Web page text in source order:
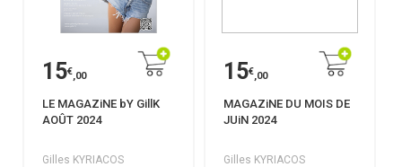
15€,00
LE MAGAZiNE bY GillK
AOÛT 2024
Gilles KYRIACOS
15€,00
MAGAZiNE DU MOIS DE
JUiN 2024
Gilles KYRIACOS